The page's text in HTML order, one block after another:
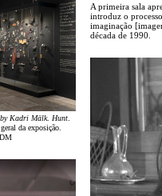
Kadri Mälk. Hunt.
da exposição.
A primeira sala
introduz o
imaginação
década de 1990.